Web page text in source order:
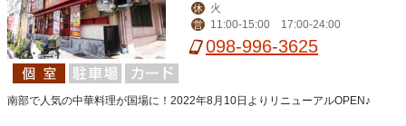
休 火
営 11:00-15:00 17:00-24:00
098-996-3625
南部で人気の中華料理が国場に！2022年8月10日よりリニューアルOPEN♪